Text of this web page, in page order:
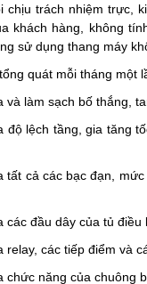
chịu trách nhiệm trực,
khách hàng, không
sử dụng thang máy
quát mỗi tháng một
và làm sạch bố thắng,
độ lệch tầng, gia tăng
tất cả các bạc đạn,
các đầu dây của tủ điều
relay, các tiếp điểm và
chức năng của chuông